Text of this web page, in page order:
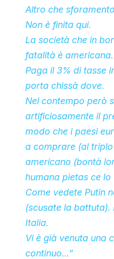
Altro che
Non è finita qui.
La società che in
fatalità è americana.
Paga il 3% di tasse
porta chissà dove.
Nel contempo però
artificiosamente il
modo che i paesi
a comprare (al
americano (bontà
humana pietas ce lo
Come vedete Putin
(scusate la battuta).
Italia.
Vi è già venuta una
continuo…”